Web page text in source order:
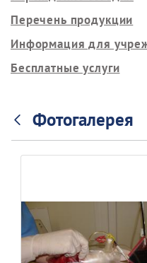
Перечень продукции
Информация для
Бесплатные услуги
Фотогалерея